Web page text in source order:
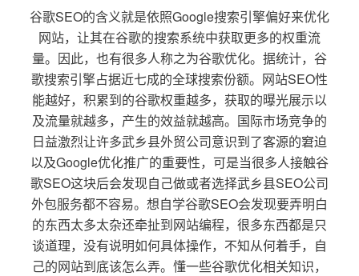
谷歌SEO的含义就是依照Google搜索引擎偏好来优化
网站，让其在谷歌的搜索系统中获取更多的权重流
量。因此，也有很多人称之为谷歌优化。据统计，谷
歌搜索引擎占据近七成的全球搜索份额。网站SEO性
能越好，积累到的谷歌权重越多，获取的曝光展示以
及流量就越多，产生的效益就越高。国际市场竞争的
日益激烈让许多武乡县外贸公司意识到了客源的窘迫
以及Google优化推广的重要性，可是当很多人接触谷
歌SEO这块后会发现自己做或者选择武乡县SEO公司
外包服务都不容易。想自学谷歌SEO会发现要弄明白
的东西太多太杂还牵扯到网站编程，很多东西都是只
谈道理，没有说明如何具体操作，不知从何着手，自
己的网站到底该怎么弄。懂一些谷歌优化相关知识，